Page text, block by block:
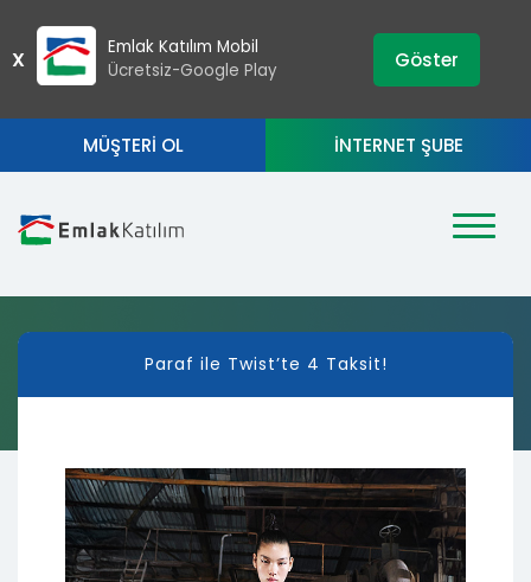
X
Emlak Katılım Mobil
Ücretsiz-Google Play
Göster
İNTERNET ŞUBE
MÜŞTERİ OL
Paraf ile Twist’te 4 Taksit!